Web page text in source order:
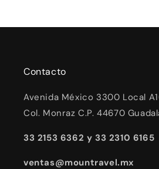
Contacto
Avenida México 3300 Local
Col. Monraz C.P. 44670
33 2153 6362 y 33 2310 6165
ventas@mountravel.mx